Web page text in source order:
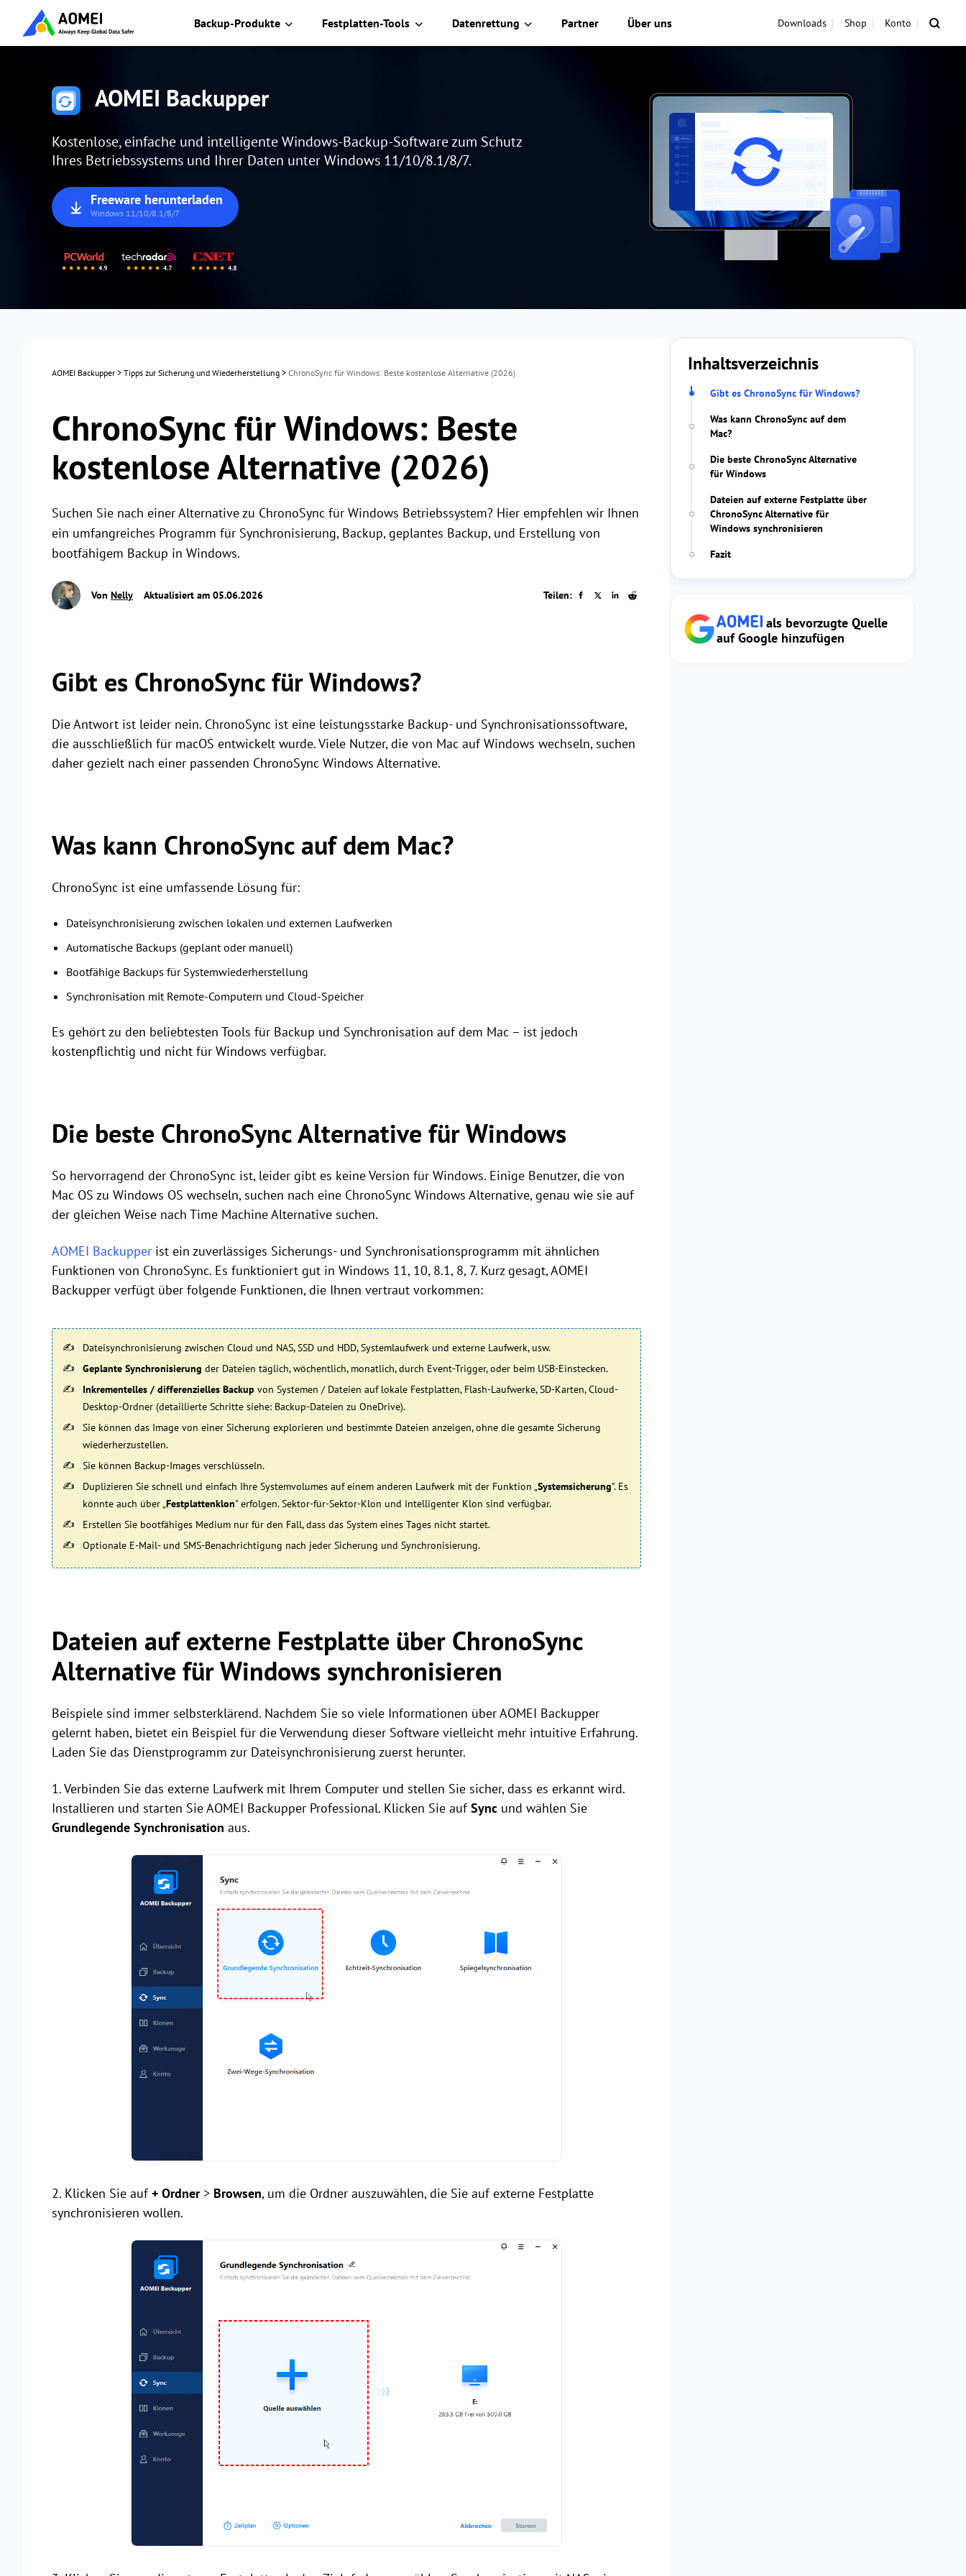
Backup-Produkte Festplatten-Tools Datenrettung Partner Über uns Downloads Shop Konto
AOMEI Backupper
Kostenlose, einfache und intelligente Windows-Backup-Software zum Schutz
Ihres Betriebssystems und Ihrer Daten unter Windows 11/10/8.1/8/7.
Freeware herunterladen
Windows 11/10/8.1/8/7
AOMEI Backupper > Tipps zur Sicherung und Wiederherstellung > ChronoSync für Windows: Beste kostenlose Alternative (2026)
ChronoSync für Windows: Beste
kostenlose Alternative (2026)
Suchen Sie nach einer Alternative zu ChronoSync für Windows Betriebssystem? Hier empfehlen wir Ihnen
ein umfangreiches Programm für Synchronisierung, Backup, geplantes Backup, und Erstellung von
bootfähigem Backup in Windows.
Von Nelly Aktualisiert am 05.06.2026 Teilen:
Gibt es ChronoSync für Windows?
Die Antwort ist leider nein. ChronoSync ist eine leistungsstarke Backup- und Synchronisationssoftware,
die ausschließlich für macOS entwickelt wurde. Viele Nutzer, die von Mac auf Windows wechseln, suchen
daher gezielt nach einer passenden ChronoSync Windows Alternative.
Was kann ChronoSync auf dem Mac?
ChronoSync ist eine umfassende Lösung für:
Dateisynchronisierung zwischen lokalen und externen Laufwerken
Automatische Backups (geplant oder manuell)
Bootfähige Backups für Systemwiederherstellung
Synchronisation mit Remote-Computern und Cloud-Speicher
Es gehört zu den beliebtesten Tools für Backup und Synchronisation auf dem Mac – ist jedoch
kostenpflichtig und nicht für Windows verfügbar.
Die beste ChronoSync Alternative für Windows
So hervorragend der ChronoSync ist, leider gibt es keine Version für Windows. Einige Benutzer, die von
Mac OS zu Windows OS wechseln, suchen nach eine ChronoSync Windows Alternative, genau wie sie auf
der gleichen Weise nach Time Machine Alternative suchen.
AOMEI Backupper ist ein zuverlässiges Sicherungs- und Synchronisationsprogramm mit ähnlichen
Funktionen von ChronoSync. Es funktioniert gut in Windows 11, 10, 8.1, 8, 7. Kurz gesagt, AOMEI
Backupper verfügt über folgende Funktionen, die Ihnen vertraut vorkommen:
Dateisynchronisierung zwischen Cloud und NAS, SSD und HDD, Systemlaufwerk und externe Laufwerk, usw.
Geplante Synchronisierung der Dateien täglich, wöchentlich, monatlich, durch Event-Trigger, oder beim USB-Einstecken.
Inkrementelles / differenzielles Backup von Systemen / Dateien auf lokale Festplatten, Flash-Laufwerke, SD-Karten, Cloud-
Desktop-Ordner (detaillierte Schritte siehe: Backup-Dateien zu OneDrive).
Sie können das Image von einer Sicherung explorieren und bestimmte Dateien anzeigen, ohne die gesamte Sicherung
wiederherzustellen.
Sie können Backup-Images verschlüsseln.
Duplizieren Sie schnell und einfach Ihre Systemvolumes auf einem anderen Laufwerk mit der Funktion „Systemsicherung". Es
könnte auch über „Festplattenklon" erfolgen. Sektor-für-Sektor-Klon und intelligenter Klon sind verfügbar.
Erstellen Sie bootfähiges Medium nur für den Fall, dass das System eines Tages nicht startet.
Optionale E-Mail- und SMS-Benachrichtigung nach jeder Sicherung und Synchronisierung.
Dateien auf externe Festplatte über ChronoSync
Alternative für Windows synchronisieren
Beispiele sind immer selbsterklärend. Nachdem Sie so viele Informationen über AOMEI Backupper
gelernt haben, bietet ein Beispiel für die Verwendung dieser Software vielleicht mehr intuitive Erfahrung.
Laden Sie das Dienstprogramm zur Dateisynchronisierung zuerst herunter.
1. Verbinden Sie das externe Laufwerk mit Ihrem Computer und stellen Sie sicher, dass es erkannt wird.
Installieren und starten Sie AOMEI Backupper Professional. Klicken Sie aufSync und wählen Sie
Grundlegende Synchronisation aus.
2. Klicken Sie auf+ Ordner> Browsen, um die Ordner auszuwählen, die Sie auf externe Festplatte
synchronisieren wollen.
Inhaltsverzeichnis
Gibt es ChronoSync für Windows?
Was kann ChronoSync auf dem
Mac?
Die beste ChronoSync Alternative
für Windows
Dateien auf externe Festplatte über
ChronoSync Alternative für
Windows synchronisieren
Fazit
als bevorzugte Quelle
auf Google hinzufügen